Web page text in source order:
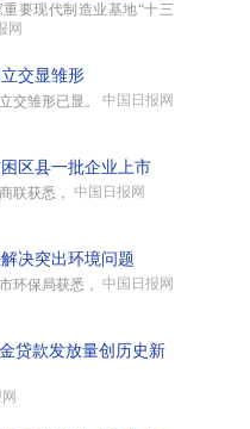
重要现代制造业基地“十三
网
交显雏形
交雏形已显。 中国日报网
区县一批企业上市
联获悉， 中国日报网
决突出环境问题
环保局获悉， 中国日报网
贷款发放量创历史新